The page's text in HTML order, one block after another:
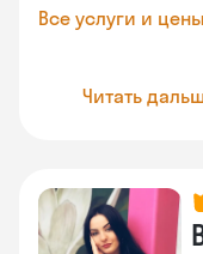
Все услуги и
Читать